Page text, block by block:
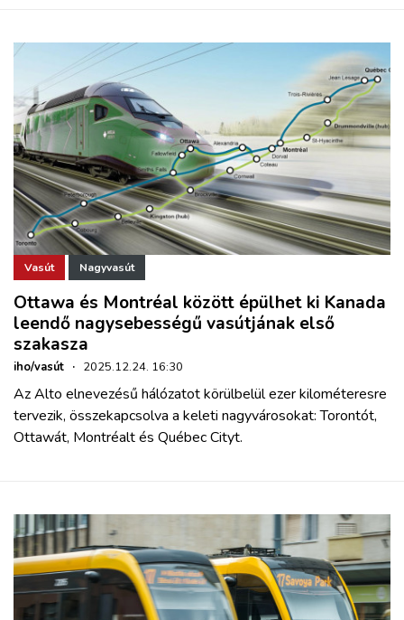
Vasút Nagyvasút
Ottawa és Montréal között épülhet ki Kanada
leendő nagysebességű vasútjának első
szakasza
iho/vasút · 2025.12.24. 16:30
Az Alto elnevezésű hálózatot körülbelül ezer kilométeresre
tervezik, összekapcsolva a keleti nagyvárosokat: Torontót,
Ottawát, Montréalt és Québec Cityt.